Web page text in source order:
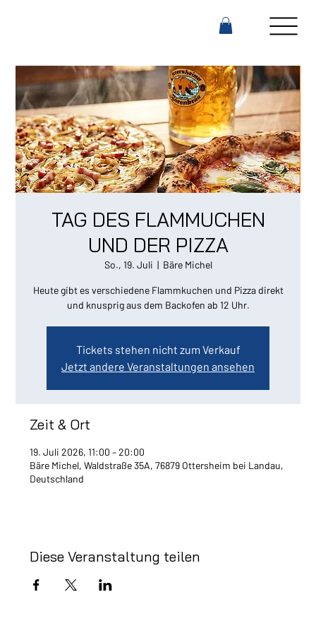
TAG DES FLAMMUCHEN
UND DER PIZZA
So., 19. Juli
  |
Bäre Michel
Heute gibt es verschiedene Flammkuchen und Pizza direkt
und knusprig aus dem Backofen ab 12 Uhr.
Tickets stehen nicht zum Verkauf
Jetzt andere Veranstaltungen ansehen
Zeit & Ort
19. Juli 2026, 11:00 – 20:00
Bäre Michel, Waldstraße 35A, 76879 Ottersheim bei Landau,
Deutschland
Diese Veranstaltung teilen